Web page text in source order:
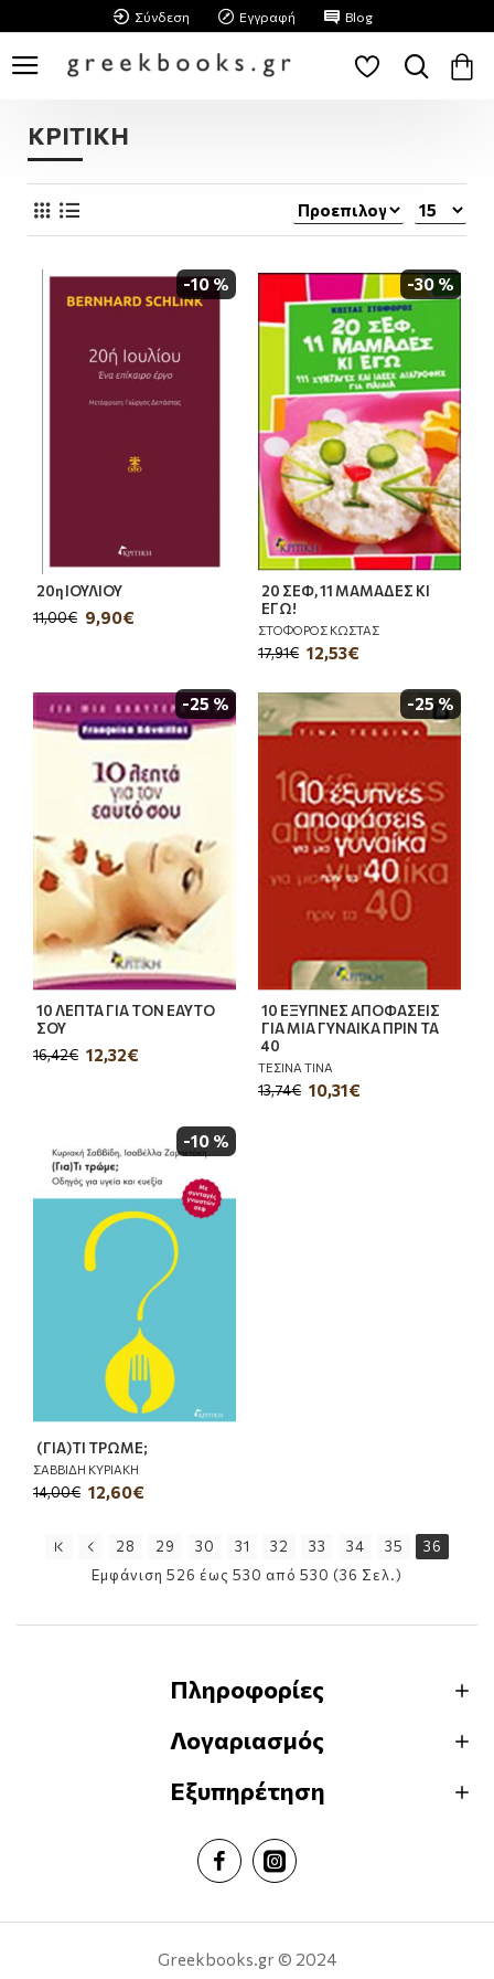
Σύνδεση Εγγραφή Blog
ΚΡΙΤΙΚΗ
-10 %
20η ΙΟΥΛΙΟΥ
9,90€
11,00€
-30 %
20 ΣΕΦ, 11 ΜΑΜΑΔΕΣ ΚΙ
ΕΓΩ!
ΣΤΟΦΟΡΟΣ ΚΩΣΤΑΣ
12,53€
17,91€
-25 %
10 ΛΕΠΤΑ ΓΙΑ ΤΟΝ ΕΑΥΤΟ
ΣΟΥ
12,32€
16,42€
-25 %
10 ΕΞΥΠΝΕΣ ΑΠΟΦΑΣΕΙΣ
ΓΙΑ ΜΙΑ ΓΥΝΑΙΚΑ ΠΡΙΝ ΤΑ
40
ΤΕΣΙΝΑ ΤΙΝΑ
10,31€
13,74€
-10 %
(ΓΙΑ)ΤΙ ΤΡΩΜΕ;
ΣΑΒΒΙΔΗ ΚΥΡΙΑΚΗ
12,60€
14,00€
28 29 30 31 32 33 34 35
36
Εμφάνιση 526 έως 530 από 530 (36 Σελ.)
Πληροφορίες
Λογαριασμός
Εξυπηρέτηση
Greekbooks.gr © 2024